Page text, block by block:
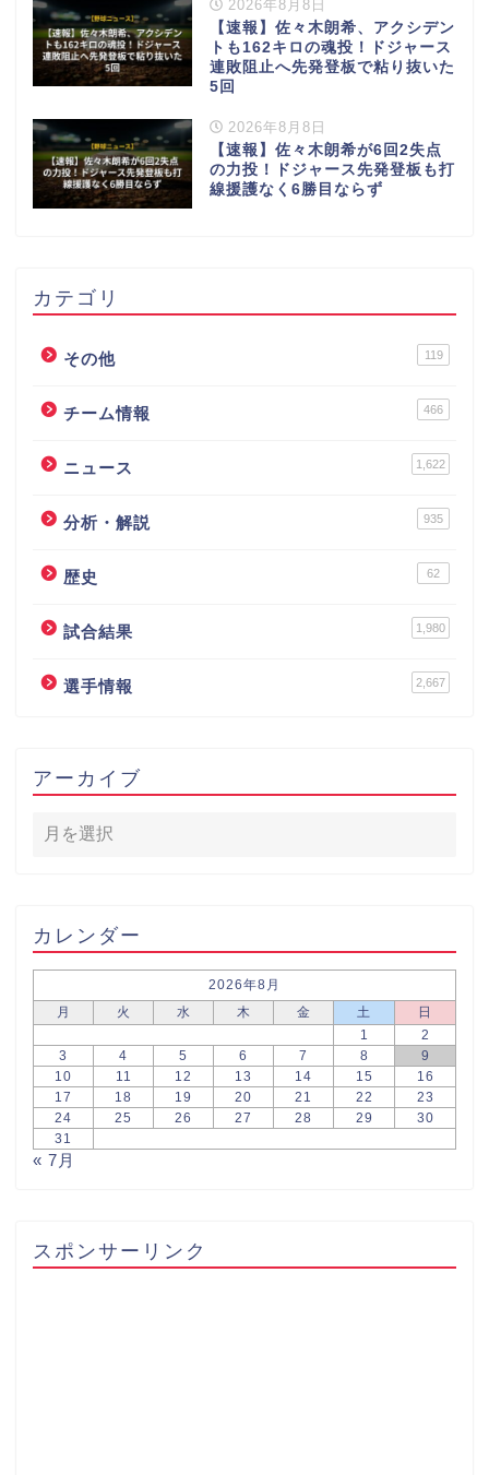
2026年8月8日
【速報】佐々木朗希、アクシデン
トも162キロの魂投！ドジャース
連敗阻止へ先発登板で粘り抜いた
5回
2026年8月8日
【速報】佐々木朗希が6回2失点
の力投！ドジャース先発登板も打
線援護なく6勝目ならず
カテゴリ
その他 119
チーム情報 466
ニュース 1,622
分析・解説 935
歴史 62
試合結果 1,980
選手情報 2,667
アーカイブ
カレンダー
2026年8月
月
火 水 木 金 土
日
1
2
3
4 5 6 7 8
9
10
11 12 13 14 15
16
17
18 19 20 21 22
23
24
25 26 27 28 29
30
31
« 7月
スポンサーリンク